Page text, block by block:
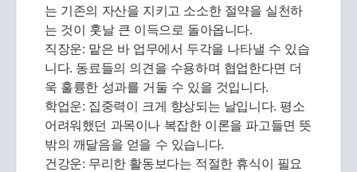
는 기존의 자산을 지키고 소소한 절약을 실천하
는 것이 훗날 큰 이득으로 돌아옵니다.
직장운: 맡은 바 업무에서 두각을 나타낼 수 있습
니다. 동료들의 의견을 수용하며 협업한다면 더
욱 훌륭한 성과를 거둘 수 있을 것입니다.
학업운: 집중력이 크게 향상되는 날입니다. 평소
어려워했던 과목이나 복잡한 이론을 파고들면 뜻
밖의 깨달음을 얻을 수 있습니다.
건강운: 무리한 활동보다는 적절한 휴식이 필요